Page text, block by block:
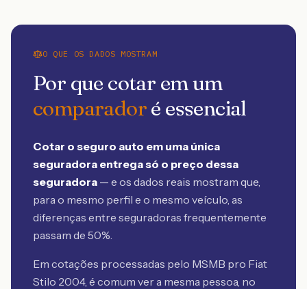
O QUE OS DADOS MOSTRAM
Por que cotar em um
comparadoré essencial
Cotar o seguro auto em uma única
seguradora entrega só o preço dessa
seguradora — e os dados reais mostram que,
para o mesmo perfil e o mesmo veículo, as
diferenças entre seguradoras frequentemente
passam de 50%.
Em cotações processadas pelo MSMB pro Fiat
Stilo 2004, é comum ver a mesma pessoa, no